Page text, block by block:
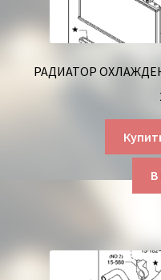
РАДИАТОР
В